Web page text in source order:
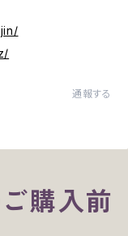
通報する
購入前